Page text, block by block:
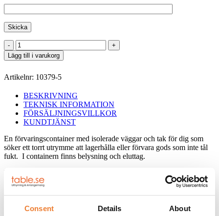
Consent Details About
Moverbox
5
fot
mängd
Lägg till i varukorg
Artikelnr: 10379-5
BESKRIVNING
TEKNISK INFORMATION
FÖRSÄLJNINGSVILLKOR
KUNDTJÄNST
En förvaringscontainer med isolerade väggar och tak för dig som
söker ett torrt utrymme att lagerhålla eller förvara gods som inte tål
fukt. I containern finns belysning och eluttag.
Med ett hänglås kan Mover-Boxen förvaras säkert ute i det fria som
ett förråd eller tillfällig förvaring. Kontakta oss för information om
Containern kan mot extra kostnad förses med olika tillbehör: